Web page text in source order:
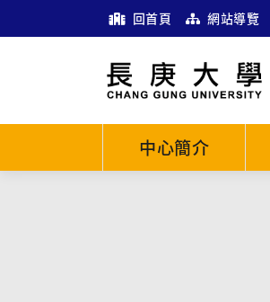
回首頁 網站導覽
中心簡介